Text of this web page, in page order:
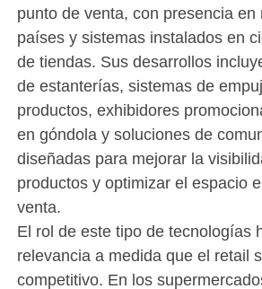
punto de venta, con presencia en
países y sistemas instalados en
de tiendas. Sus desarrollos
de estanterías, sistemas de
productos, exhibidores
en góndola y soluciones de
diseñadas para mejorar la
productos y optimizar el espacio
venta.
El rol de este tipo de tecnologías
relevancia a medida que el retail
competitivo. En los